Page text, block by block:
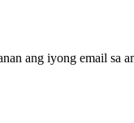
ang iyong email sa